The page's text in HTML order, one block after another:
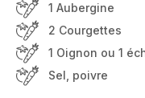
1 Aubergine
2 Courgettes
1 Oignon ou 1
Sel, poivre